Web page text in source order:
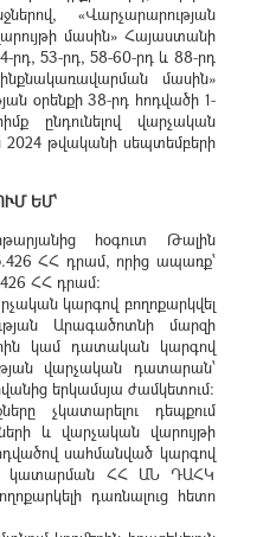
«Վարչարարության
մասին» Հայաստանի
րդ, 53-րդ, 58-60-րդ և 88-րդ
մասին»
օրենքի 38-րդ հոդվածի 1-
ընդունելով վարչական
2024 թվականի սեպտեմբերի
ԵՄ՝
հօգուտ Թալին
ՀՀ դրամ, որից ապառք՝
ՀՀ դրամ:
կարգով բողոքարկվել
Արագածոտնի մարզի
կամ դատական կարգով
վարչական դատարան՝
երկամսյա ժամկետում։
չկատարելու դեպքում
և վարչական վարույթի
սահմանված կարգով
կատարման ՀՀ ԱՆ ԴԱՀԿ
դառնալուց հետո